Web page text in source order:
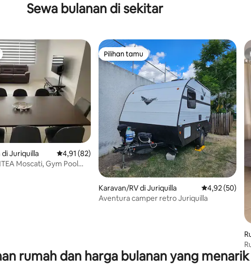
Sewa bulanan di sekitar
ulasan
Juriquilla Nilai rata-rata 4,91 dari 5, 82 ulasan
4,91 (82)
Moscati, Gym Pool
Pilihan tamu
Pilihan tamu
Karavan/RV di Juriquilla Nilai rata-rata
4,92 (50)
Aventura camper retro Juriquilla
rumah dan harga bulanan yang menarik